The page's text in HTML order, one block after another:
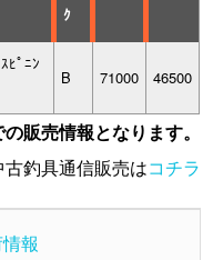
ｸ
ﾋﾟﾆﾝ
B 71000 46500
販売情報となります。
古釣具通信販売はコチラ
報